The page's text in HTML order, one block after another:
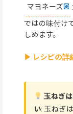
マヨネーズ
ではの味付け
しめます。
▶ レシピの詳
玉ねぎ
い: 玉ねぎ